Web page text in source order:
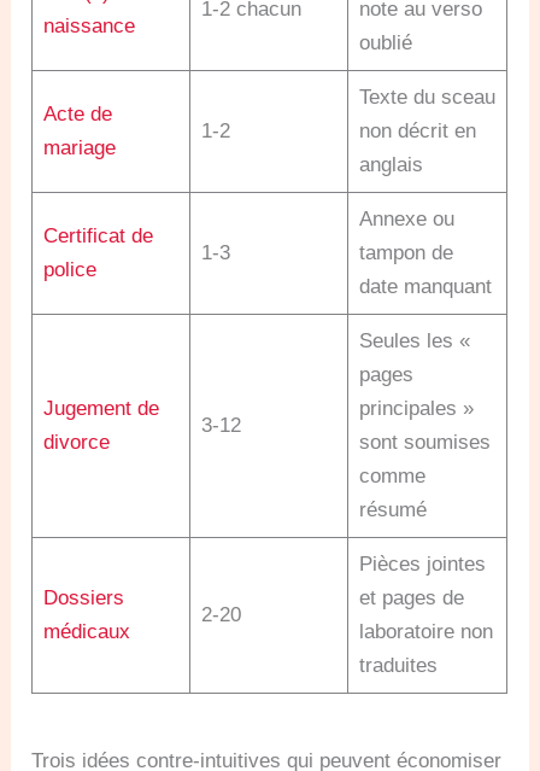
naissance
1-2 chacun
note au verso
oublié
Acte de
mariage
1-2
Texte du sceau
non décrit en
anglais
Certificat de
police
1-3
Annexe ou
tampon de
date manquant
Jugement de
divorce
3-12
Seules les «
pages
principales »
sont soumises
comme
résumé
Dossiers
médicaux
2-20
Pièces jointes
et pages de
laboratoire non
traduites
Trois idées contre-intuitives qui peuvent économiser